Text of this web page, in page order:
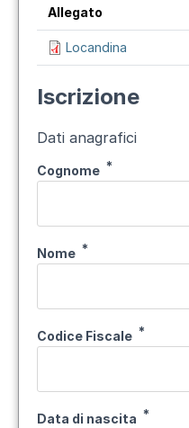
Allegato
Locandina
Iscrizione
Dati anagrafici
Cognome
Nome
Codice Fiscale
Data di nascita